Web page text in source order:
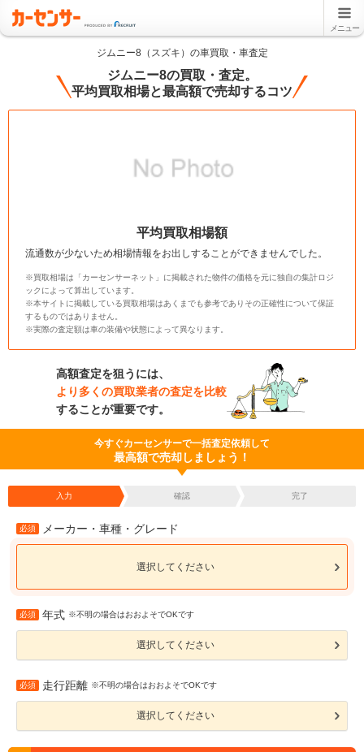
メニュー
ジムニー8（スズキ）の車買取・車査定
ジムニー8の買取・査定。
平均買取相場と最高額で売却するコツ
平均買取相場額
流通数が少ないため相場情報をお出しすることができませんでした。
※買取相場は「カーセンサーネット」に掲載された物件の価格を元に独自の集計ロジ
ックによって算出しています。
※本サイトに掲載している買取相場はあくまでも参考でありその正確性について保証
するものではありません。
※実際の査定額は車の装備や状態によって異なります。
高額査定を狙うには、
より多くの買取業者の査定を比較
することが重要です。
今すぐカーセンサーで一括査定依頼して
最高額で売却しましょう！
入力 確認 完了
必須 メーカー・車種・グレード
選択してください
必須 年式 ※不明の場合はおおよそでOKです
選択してください
必須 走行距離 ※不明の場合はおおよそでOKです
選択してください